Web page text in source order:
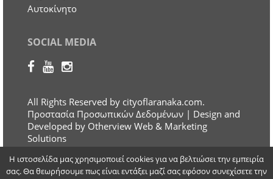
Αυτοκίνητο
SOCIAL MEDIA
All Rights Reserved by cityoflaranaka.com.
Προστασία Προσωπικών Δεδομένων | Design and
Developed by Otherview Web & Marketing
Solutions
Η ιστοσελίδα μας χρησιμοποιεί cookies για να βελτιώσει την εμπειρία
σας. Θα θεωρήσουμε πως είναι εντάξει μαζί σας εφόσον συνεχίσετε την